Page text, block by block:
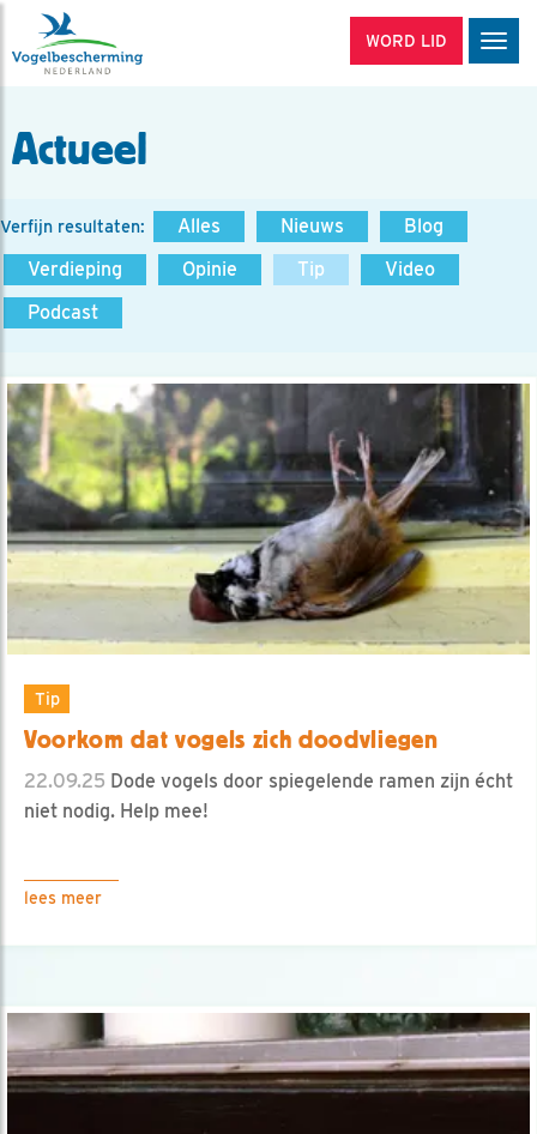
WORD LID
Actueel
Verfijn resultaten: Alles Nieuws
Blog
Verdieping
Opinie Tip
Video
Podcast
Tip
Voorkom dat vogels zich doodvliegen
22.09.25 Dode vogels door spiegelende ramen zijn écht
niet nodig. Help mee!
lees meer